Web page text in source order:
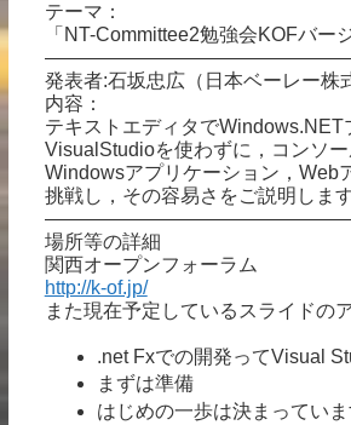
テーマ：
「NT-Committee2勉強会KOFバー
発表者:石坂忠広（日本ベーレー株
内容：
テキストエディタでWindows.NET
VisualStudioを使わずに，コンソー
Windowsアプリケーション，Web
挑戦し，その容易さをご説明します
場所等の詳細
関西オープンフォーラム
http://k-of.jp/
また現在予定しているスライドの
.net Fxでの開発ってVisual
まずは準備
はじめの一歩は決まっていま